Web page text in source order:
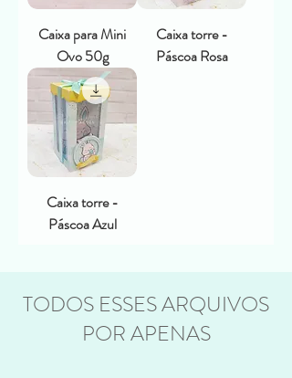
Caixa para Mini
Ovo 50g
Caixa torre -
Páscoa Rosa
Caixa torre -
Páscoa Azul
TODOS ESSES ARQUIVOS
POR APENAS